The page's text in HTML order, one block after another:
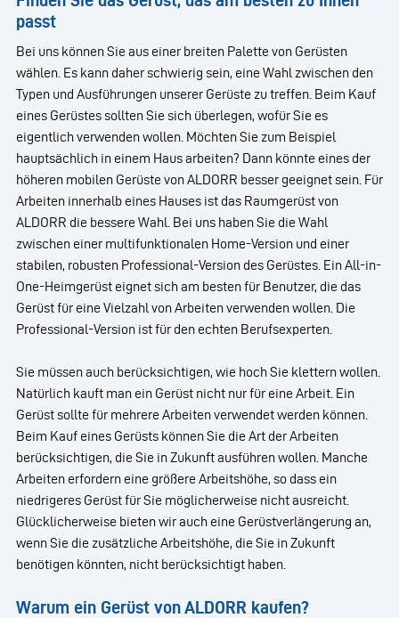
passt
Bei uns können Sie aus einer breiten Palette von Gerüsten
wählen. Es kann daher schwierig sein, eine Wahl zwischen den
Typen und Ausführungen unserer Gerüste zu treffen. Beim Kauf
eines Gerüstes sollten Sie sich überlegen, wofür Sie es
eigentlich verwenden wollen. Möchten Sie zum Beispiel
hauptsächlich in einem Haus arbeiten? Dann könnte eines der
höheren mobilen Gerüste von ALDORR besser geeignet sein. Für
Arbeiten innerhalb eines Hauses ist das Raumgerüst von
ALDORR die bessere Wahl. Bei uns haben Sie die Wahl
zwischen einer multifunktionalen Home-Version und einer
stabilen, robusten Professional-Version des Gerüstes. Ein All-in-
One-Heimgerüst eignet sich am besten für Benutzer, die das
Gerüst für eine Vielzahl von Arbeiten verwenden wollen. Die
Professional-Version ist für den echten Berufsexperten.
Sie müssen auch berücksichtigen, wie hoch Sie klettern wollen.
Natürlich kauft man ein Gerüst nicht nur für eine Arbeit. Ein
Gerüst sollte für mehrere Arbeiten verwendet werden können.
Beim Kauf eines Gerüsts können Sie die Art der Arbeiten
berücksichtigen, die Sie in Zukunft ausführen wollen. Manche
Arbeiten erfordern eine größere Arbeitshöhe, so dass ein
niedrigeres Gerüst für Sie möglicherweise nicht ausreicht.
Glücklicherweise bieten wir auch eine Gerüstverlängerung an,
wenn Sie die zusätzliche Arbeitshöhe, die Sie in Zukunft
benötigen könnten, nicht berücksichtigt haben.
Warum ein Gerüst von ALDORR kaufen?